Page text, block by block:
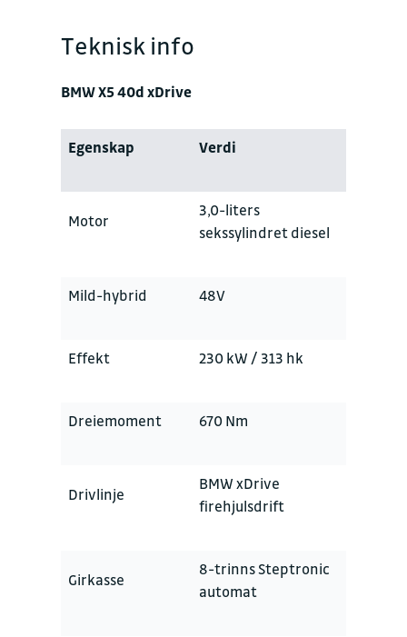
Teknisk info
BMW X5 40d xDrive
Egenskap Verdi
Motor
3,0-liters
sekssylindret diesel
Mild-hybrid 48V
Effekt 230 kW / 313 hk
Dreiemoment 670 Nm
Drivlinje
BMW xDrive
firehjulsdrift
Girkasse
8-trinns Steptronic
automat